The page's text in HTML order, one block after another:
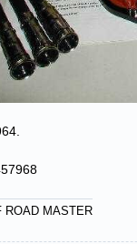
ROAD MASTER